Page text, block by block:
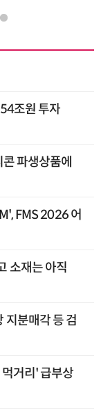
조원 투자
파생상품에
FMS 2026 어
소재는 아직
지분매각 등 검
거리' 급부상